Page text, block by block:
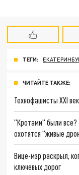
ТЕГИ:
ЧИТАЙТЕ ТАКЖЕ:
Технофашисты XXI
"Кротами" были все?
охотятся "живые
Вице-мэр раскрыл,
ключевых дорог